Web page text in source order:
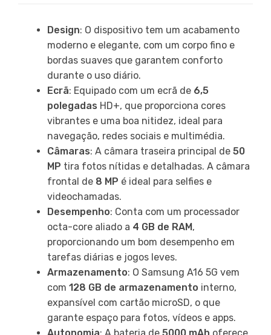
Design: O dispositivo tem um acabamento
moderno e elegante, com um corpo fino e
bordas suaves que garantem conforto
durante o uso diário.
Ecrã: Equipado com um ecrã de 6,5
polegadas HD+, que proporciona cores
vibrantes e uma boa nitidez, ideal para
navegação, redes sociais e multimédia.
Câmaras: A câmara traseira principal de 50
MP tira fotos nítidas e detalhadas. A câmara
frontal de 8 MP é ideal para selfies e
videochamadas.
Desempenho: Conta com um processador
octa-core aliado a 4 GB de RAM ,
proporcionando um bom desempenho em
tarefas diárias e jogos leves.
Armazenamento: O Samsung A16 5G vem
com 128 GB de armazenamento interno,
expansível com cartão microSD, o que
garante espaço para fotos, vídeos e apps.